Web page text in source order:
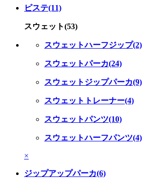
ピステ(11)
スウェット(53)
スウェットハーフジップ(2)
スウェットパーカ(24)
スウェットジップパーカ(9)
スウェットトレーナー(4)
スウェットパンツ(10)
スウェットハーフパンツ(4)
×
ジップアップパーカ(6)